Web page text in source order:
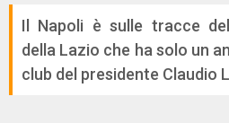
Il Napoli è sulle tracce
della Lazio che ha solo un
club del presidente Claudio